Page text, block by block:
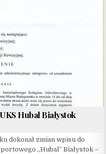
Hubal Białystok
dokonał zmian wpisu do
„Hubal” Białystok –